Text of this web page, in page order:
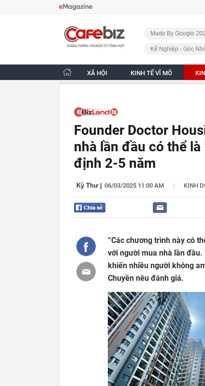
CafeBiz - Trang chủ
Made By Google
Kế Nghiệp - Góc
XÃ HỘI KINH TẾ VĨ MÔ
Founder Doctor
nhà lần đầu có thể là
định 2-5 năm
Kỳ Thư| 06/03/2025 11:00 AM | KINH
“Các chương trình này có
với người mua nhà lần
khiến nhiều người không
Chuyền nêu đánh giá.